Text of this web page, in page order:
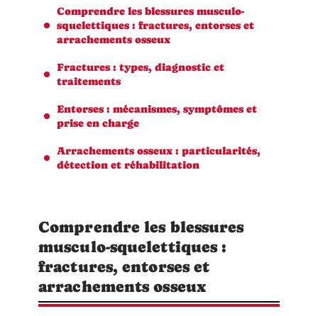
Comprendre les blessures musculo-
squelettiques : fractures, entorses et
arrachements osseux
Fractures : types, diagnostic et
traitements
Entorses : mécanismes, symptômes et
prise en charge
Arrachements osseux : particularités,
détection et réhabilitation
Comprendre les blessures
musculo-squelettiques :
fractures, entorses et
arrachements osseux